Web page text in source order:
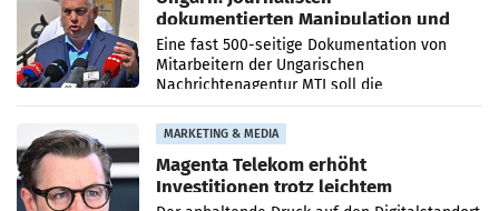
dokumentierten Manipulation und
Zensur
Eine fast 500-seitige Dokumentation von
Mitarbeitern der Ungarischen
Nachrichtenagentur MTI soll die
systematische Nachrichten-Manipulation und
Zensur bei der Agentur während der Zeit
MARKETING & MEDIA
Magenta Telekom erhöht
Investitionen trotz leichtem